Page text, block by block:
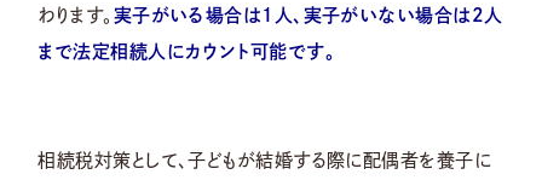
わります。 実子がいる場合は1人、実子がいない場合は2人
まで法定相続人にカウント可能です。
相続税対策として、子どもが結婚する際に配偶者を養子に